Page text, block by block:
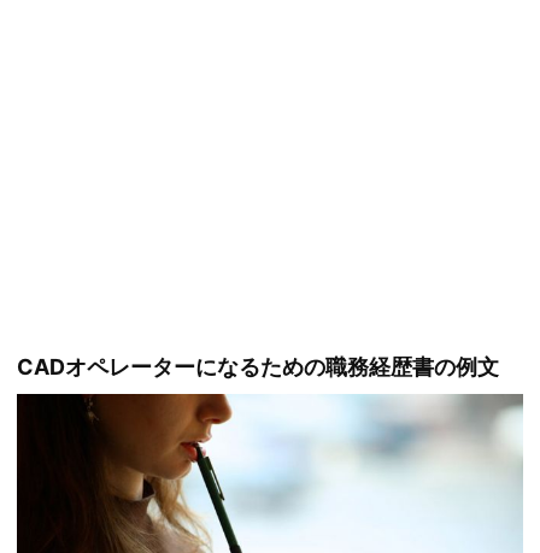
CADオペレーターになるための職務経歴書の例文